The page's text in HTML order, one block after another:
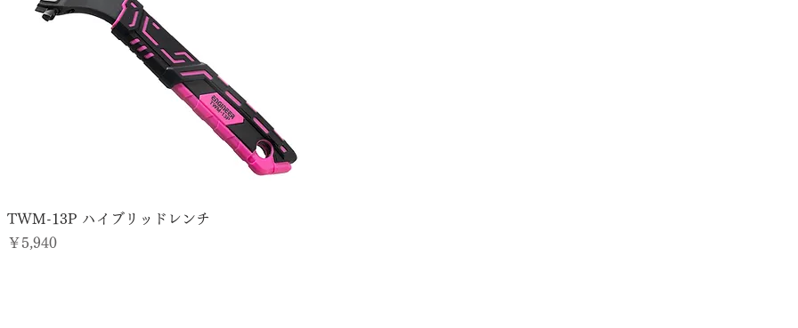
TWM-13P ハイブリッドレンチ
価格
￥5,940